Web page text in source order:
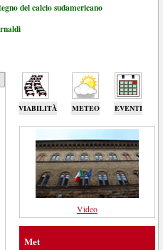
del calcio sudamericano
VIABILITÀ METEO EVENTI
Video
Met